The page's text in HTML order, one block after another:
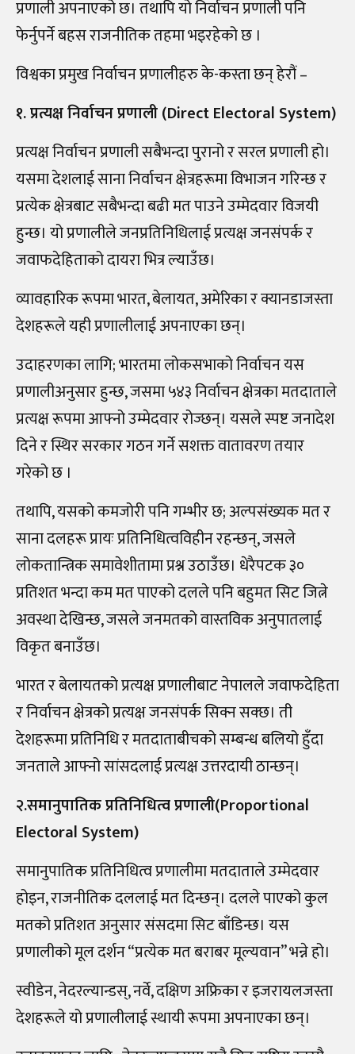
प्रणाली अपनाएको छ। तथापि यो निर्वाचन प्रणाली पनि
फेर्नुपर्ने बहस राजनीतिक तहमा भइरहेको छ ।
विश्वका प्रमुख निर्वाचन प्रणालीहरु के-कस्ता छन् हेरौं –
१. प्रत्यक्ष निर्वाचन प्रणाली (Direct Electoral System)
प्रत्यक्ष निर्वाचन प्रणाली सबैभन्दा पुरानो र सरल प्रणाली हो।
यसमा देशलाई साना निर्वाचन क्षेत्रहरूमा विभाजन गरिन्छ र
प्रत्येक क्षेत्रबाट सबैभन्दा बढी मत पाउने उम्मेदवार विजयी
हुन्छ। यो प्रणालीले जनप्रतिनिधिलाई प्रत्यक्ष जनसंपर्क र
जवाफदेहिताको दायरा भित्र ल्याउँछ।
व्यावहारिक रूपमा भारत, बेलायत, अमेरिका र क्यानडाजस्ता
देशहरूले यही प्रणालीलाई अपनाएका छन्।
उदाहरणका लागि; भारतमा लोकसभाको निर्वाचन यस
प्रणालीअनुसार हुन्छ, जसमा ५४३ निर्वाचन क्षेत्रका मतदाताले
प्रत्यक्ष रूपमा आफ्नो उम्मेदवार रोज्छन्। यसले स्पष्ट जनादेश
दिने र स्थिर सरकार गठन गर्ने सशक्त वातावरण तयार
गरेको छ ।
तथापि, यसको कमजोरी पनि गम्भीर छ; अल्पसंख्यक मत र
साना दलहरू प्रायः प्रतिनिधित्वविहीन रहन्छन्, जसले
लोकतान्त्रिक समावेशीतामा प्रश्न उठाउँछ। धेरैपटक ३०
प्रतिशत भन्दा कम मत पाएको दलले पनि बहुमत सिट जित्ने
अवस्था देखिन्छ, जसले जनमतको वास्तविक अनुपातलाई
विकृत बनाउँछ।
भारत र बेलायतको प्रत्यक्ष प्रणालीबाट नेपालले जवाफदेहिता
र निर्वाचन क्षेत्रको प्रत्यक्ष जनसंपर्क सिक्न सक्छ। ती
देशहरूमा प्रतिनिधि र मतदाताबीचको सम्बन्ध बलियो हुँदा
जनताले आफ्नो सांसदलाई प्रत्यक्ष उत्तरदायी ठान्छन्।
२.समानुपातिक प्रतिनिधित्व प्रणाली(Proportional
Electoral System)
समानुपातिक प्रतिनिधित्व प्रणालीमा मतदाताले उम्मेदवार
होइन, राजनीतिक दललाई मत दिन्छन्। दलले पाएको कुल
मतको प्रतिशत अनुसार संसदमा सिट बाँडिन्छ। यस
प्रणालीको मूल दर्शन “प्रत्येक मत बराबर मूल्यवान” भन्ने हो।
स्वीडेन, नेदरल्यान्डस्, नर्वे, दक्षिण अफ्रिका र इजरायलजस्ता
देशहरूले यो प्रणालीलाई स्थायी रूपमा अपनाएका छन्।